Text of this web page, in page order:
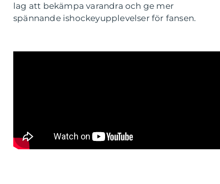
lag att bekämpa varandra och ge mer
spännande ishockeyupplevelser för fansen.